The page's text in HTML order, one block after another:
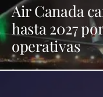
Air Canada
hasta 2027
operativas